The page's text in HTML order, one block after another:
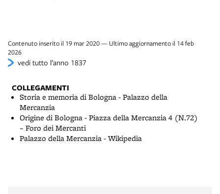
Contenuto inserito il 19 mar 2020 — Ultimo aggiornamento il 14 feb
2026
vedi tutto l’anno 1837
COLLEGAMENTI
Storia e memoria di Bologna - Palazzo della
Mercanzia
Origine di Bologna - Piazza della Mercanzia 4 (N.72)
– Foro dei Mercanti
Palazzo della Mercanzia - Wikipedia